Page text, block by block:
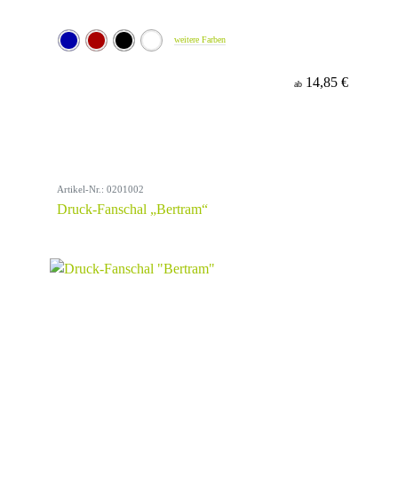
weitere Farben
ab 14,85 €
Artikel-Nr.: 0201002
Druck-Fanschal „Bertram“